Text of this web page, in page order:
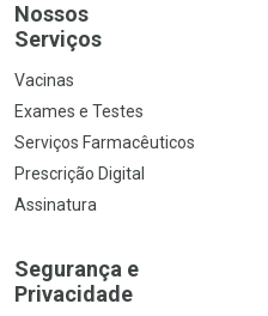
Nossos
Serviços
Vacinas
Exames e Testes
Serviços Farmacêuticos
Prescrição Digital
Assinatura
Segurança e
Privacidade